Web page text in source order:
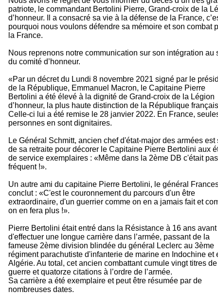
patriote, le commandant Bertolini Pierre, Grand-croix de la
d’honneur. Il a consacré sa vie à la défense de la France,
pourquoi nous voulons défendre sa mémoire et son combat
la France.
Nous reprenons notre communication sur son intégration au
du comité d’honneur.
«Par un décret du Lundi 8 novembre 2021 signé par le
de la République, Emmanuel Macron, le Capitaine Pierre
Bertolini a été élevé à la dignité de Grand-croix de la Légion
d’honneur, la plus haute distinction de la République
Celle-ci lui a été remise le 28 janvier 2022. En France,
personnes en sont dignitaires.
Le Général Schmitt, ancien chef d'état-major des armées est
de sa retraite pour décorer le Capitaine Pierre Bertolini aux
de service exemplaires : «Même dans la 2ème DB c'était
fréquent !».
Un autre ami du capitaine Pierre Bertolini, le général
conclut : «C'est le couronnement du parcours d'un être
extraordinaire, d'un guerrier comme on en a jamais fait et
on en fera plus !».
Pierre Bertolini était entré dans la Résistance à 16 ans avant
d'effectuer une longue carrière dans l’armée, passant de la
fameuse 2ème division blindée du général Leclerc au 3ème
régiment parachutiste d'infanterie de marine en Indochine et
Algérie. Au total, cet ancien combattant cumule vingt titres de
guerre et quatorze citations à l’ordre de l’armée.
Sa carrière a été exemplaire et peut être résumée par de
nombreuses dates.